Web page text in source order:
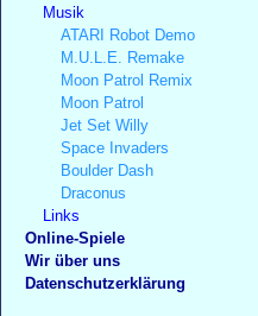
Musik
ATARI Robot Demo
M.U.L.E. Remake
Moon Patrol Remix
Moon Patrol
Jet Set Willy
Space Invaders
Boulder Dash
Draconus
Links
Online-Spiele
Wir über uns
Datenschutzerklärung